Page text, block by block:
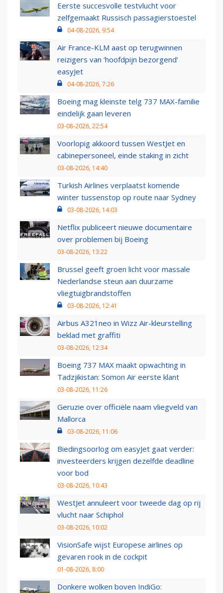
Eerste succesvolle testvlucht voor
zelfgemaakt Russisch passagierstoestel
04-08-2026, 9:54
Air France-KLM aast op terugwinnen
reizigers van ‘hoofdpijn bezorgend’
easyJet
04-08-2026, 7:26
Boeing mag kleinste telg 737 MAX-familie
eindelijk gaan leveren
03-08-2026, 22:54
Voorlopig akkoord tussen WestJet en
cabinepersoneel, einde staking in zicht
03-08-2026, 14:40
Turkish Airlines verplaatst komende
winter tussenstop op route naar Sydney
03-08-2026, 14:03
Netflix publiceert nieuwe documentaire
over problemen bij Boeing
03-08-2026, 13:22
Brussel geeft groen licht voor massale
Nederlandse steun aan duurzame
vliegtuigbrandstoffen
03-08-2026, 12:41
Airbus A321neo in Wizz Air-kleurstelling
beklad met graffiti
03-08-2026, 12:34
Boeing 737 MAX maakt opwachting in
Tadzjikistan: Somon Air eerste klant
03-08-2026, 11:26
Geruzie over officiële naam vliegveld van
Mallorca
03-08-2026, 11:06
Biedingsoorlog om easyJet gaat verder:
investeerders krijgen dezelfde deadline
voor bod
03-08-2026, 10:43
WestJet annuleert voor tweede dag op rij
vlucht naar Schiphol
03-08-2026, 10:02
VisionSafe wijst Europese airlines op
gevaren rook in de cockpit
01-08-2026, 8:00
Donkere wolken boven IndiGo: